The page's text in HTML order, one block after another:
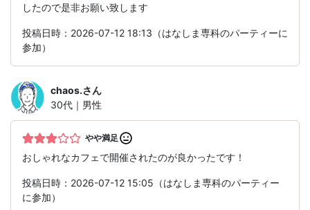
したので是非お願い致します
投稿日時：2026-07-12 18:13（はなしま専科のパーティーに
参加）
chaos.さん
30代｜男性
やや満足
おしゃれなカフェで開催されたのが良かったです！
投稿日時：2026-07-12 15:05（はなしま専科のパーティー
に参加）